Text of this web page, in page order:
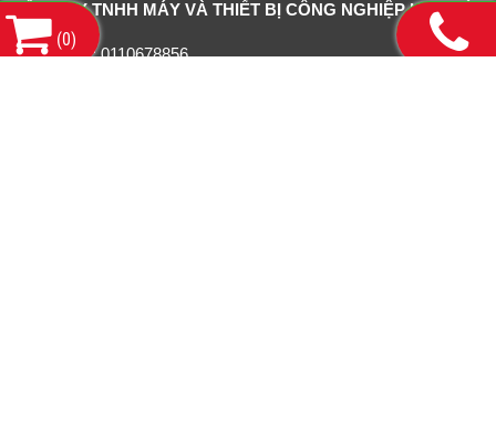
CÔNG TY TNHH MÁY VÀ THIẾT BỊ CÔNG NGHIỆP HDH HÀ
NỘI
Mã số thuế: 0110678856
(0)